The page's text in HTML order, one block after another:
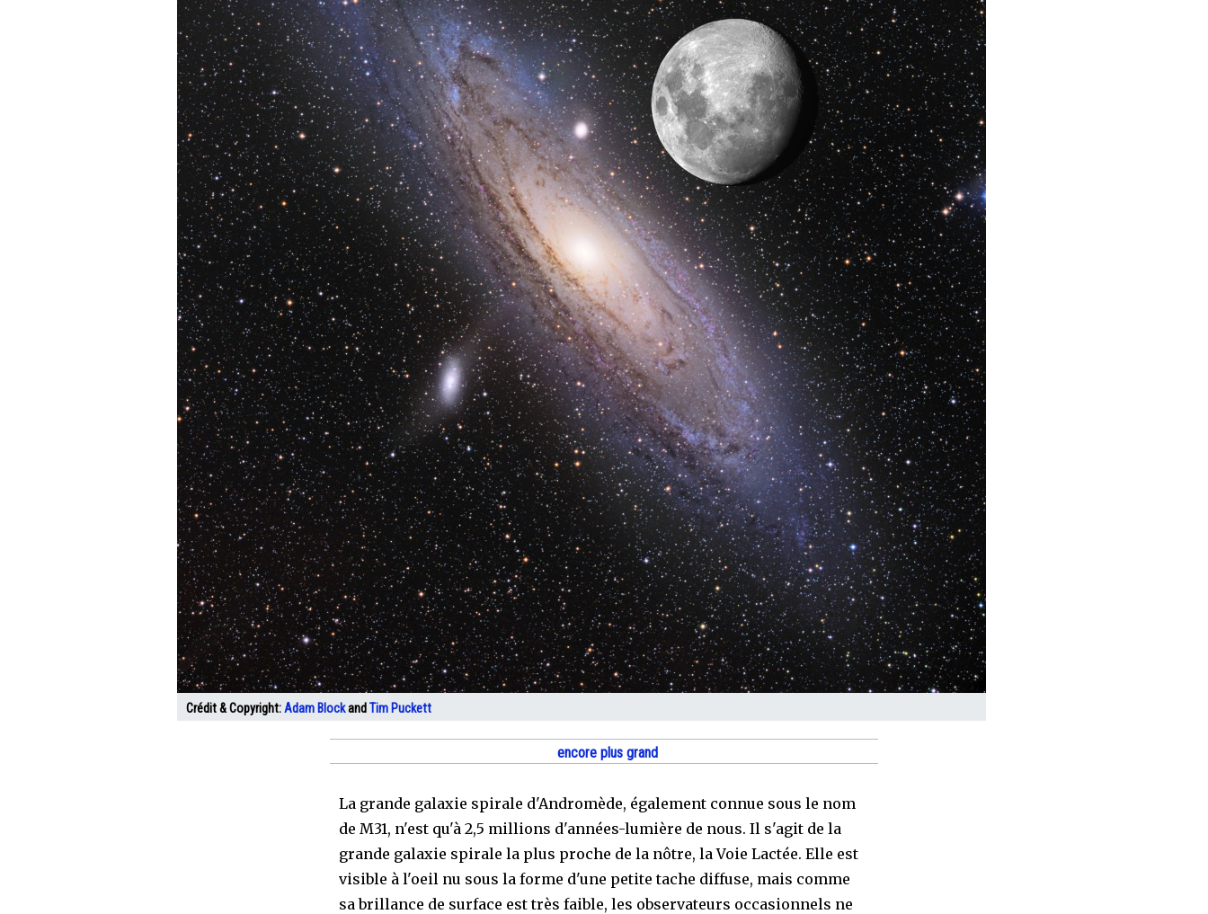
Crédit & Copyright:Adam Blockand Tim Puckett
encore plus grand
La grande galaxie spirale d'Andromède, également connue sous le nom
de M31, n'est qu'à 2,5 millions d'années-lumière de nous. Il s'agit de la
grande galaxie spirale la plus proche de la nôtre, la Voie Lactée. Elle est
visible à l'oeil nu sous la forme d'une petite tache diffuse, mais comme
sa brillance de surface est très faible, les observateurs occasionnels ne